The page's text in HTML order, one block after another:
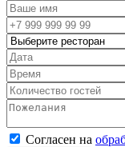
Согласен на